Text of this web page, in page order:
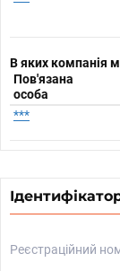
В яких компанія
Пов'язана
особа
***
Реєстраційний